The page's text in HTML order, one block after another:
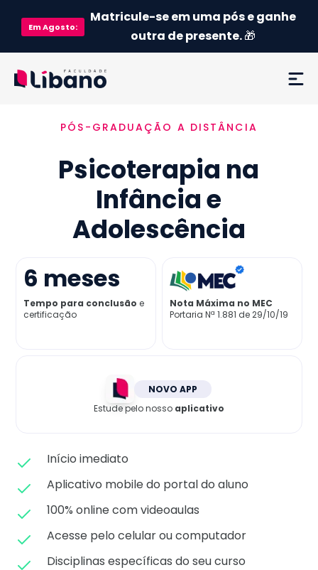
EmAgosto:
Matricule-se em uma pós e ganhe
outra de presente.🎁
Ementa
Como funciona
Credenciamento MEC
Já sou aluno
PÓS-GRADUAÇÃO A DISTÂNCIA
Psicoterapia na
Infância e
Adolescência
6 meses
Tempo para conclusão e
certificação
Nota Máxima no MEC
Portaria Nª 1.881 de 29/10/19
NOVO APP
Estude pelo nosso aplicativo
Início imediato
Aplicativo mobile do portal do aluno
100% online com videoaulas
Acesse pelo celular ou computador
Disciplinas específicas do seu curso